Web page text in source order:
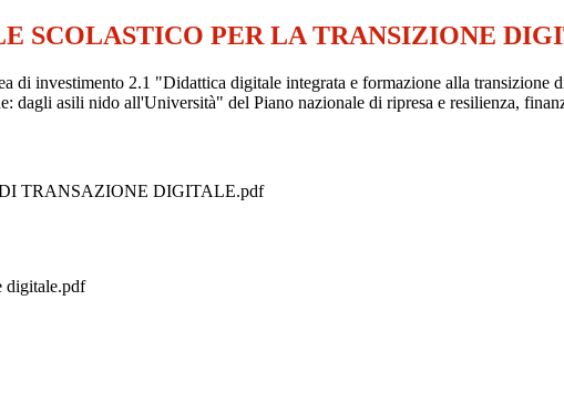
SCOLASTICO PER LA TRANSIZIONE
di investimento 2.1 "Didattica digitale integrata e formazione alla transizione
dagli asili nido all'Università" del Piano nazionale di ripresa e resilienza,
TRANSAZIONE DIGITALE.pdf
digitale.pdf